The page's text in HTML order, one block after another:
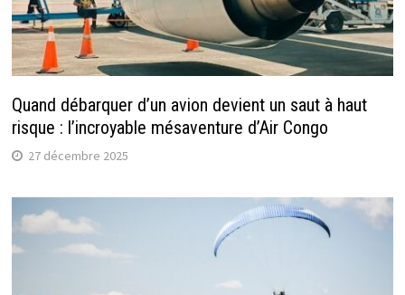
Quand débarquer d’un avion devient un saut à haut
risque : l’incroyable mésaventure d’Air Congo
27 décembre 2025